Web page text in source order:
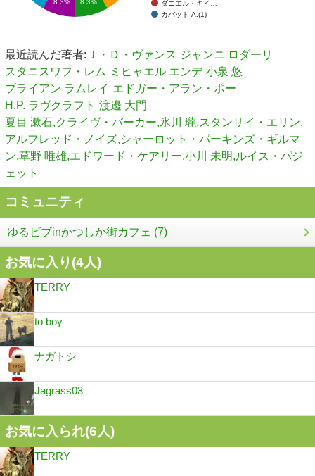
ダニエル・キイ…
カバット A.(1)
8.3%
8.3%
最近読んだ著者: Ｊ・Ｄ・ヴァンス ジャンニ ロダーリ
スタニスワフ・レム
ミヒャエル エンデ 小泉 悠
ブライアン ラムレイ エドガー・アラン・ポー
H.P. ラヴクラフト 渡邊 大門
夏目 漱石,クライヴ・バーカー,氷川 瓏,スタンリイ・エリン,
アルフレッド・ノイズ,シャーロット・パーキンズ・ギルマ
ン,草野 唯雄,エドワード・ケアリー,小川 未明,ルイス・パジ
ェット
コミュニティ
ゆるビブinかつしか街カフェ (7)
お気に入り(4人)
TERRY
to boy
ナガトシ
Jagrass03
お気に入られ(6人)
TERRY